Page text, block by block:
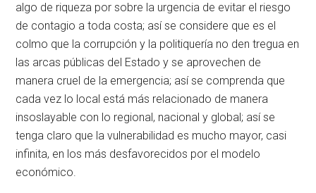
algo de riqueza por sobre la urgencia de evitar el riesgo
de contagio a toda costa; así se considere que es el
colmo que la corrupción y la politiquería no den tregua en
las arcas públicas del Estado y se aprovechen de
manera cruel de la emergencia; así se comprenda que
cada vez lo local está más relacionado de manera
insoslayable con lo regional, nacional y global; así se
tenga claro que la vulnerabilidad es mucho mayor, casi
infinita, en los más desfavorecidos por el modelo
económico.